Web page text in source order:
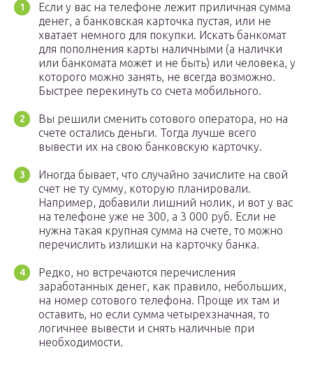
Если у вас на телефоне лежит приличная сумма
денег, а банковская карточка пустая, или не
хватает немного для покупки. Искать банкомат
для пополнения карты наличными (а налички
или банкомата может и не быть) или человека, у
которого можно занять, не всегда возможно.
Быстрее перекинуть со счета мобильного.
Вы решили сменить сотового оператора, но на
счете остались деньги. Тогда лучше всего
вывести их на свою банковскую карточку.
Иногда бывает, что случайно зачислите на свой
счет не ту сумму, которую планировали.
Например, добавили лишний нолик, и вот у вас
на телефоне уже не 300, а 3 000 руб. Если не
нужна такая крупная сумма на счете, то можно
перечислить излишки на карточку банка.
Редко, но встречаются перечисления
заработанных денег, как правило, небольших,
на номер сотового телефона. Проще их там и
оставить, но если сумма четырехзначная, то
логичнее вывести и снять наличные при
необходимости.